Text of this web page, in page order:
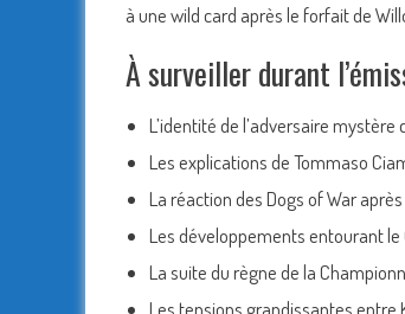
à une wild card après le forfait de
À surveiller durant
L’identité de l’adversaire mystère
Les explications de Tommaso
La réaction des Dogs of War
Les développements entourant
La suite du règne de la
Les tensions grandissantes entre